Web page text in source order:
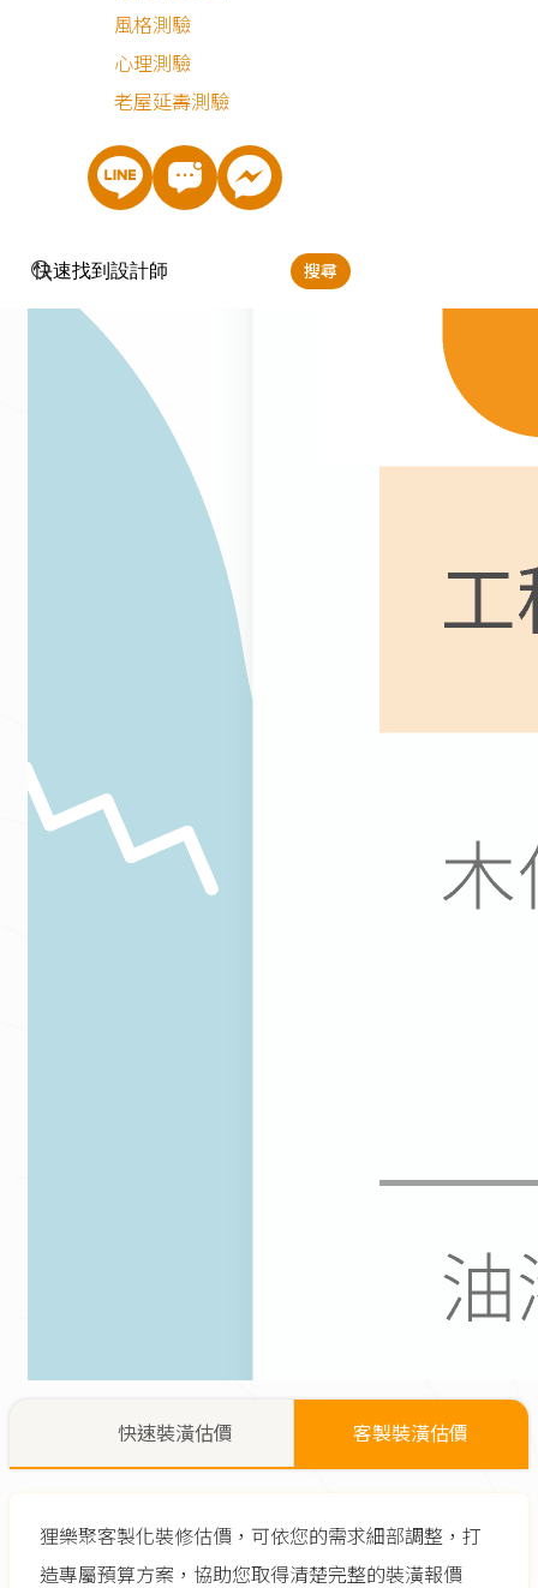
風格測驗
心理測驗
老屋延壽測驗
搜尋
快速裝潢估價 客製裝潢估價
狸樂聚客製化裝修估價，可依您的需求細部調整，打
造專屬預算方案，協助您取得清楚完整的裝潢報價